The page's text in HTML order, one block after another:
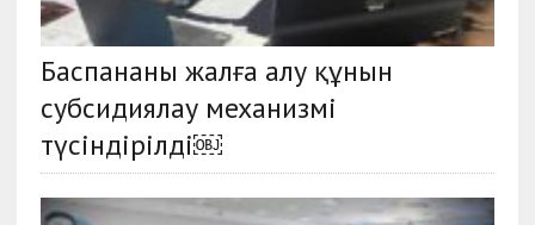
Баспананы жалға алу құнын
субсидиялау механизмі
түсіндірілді￼